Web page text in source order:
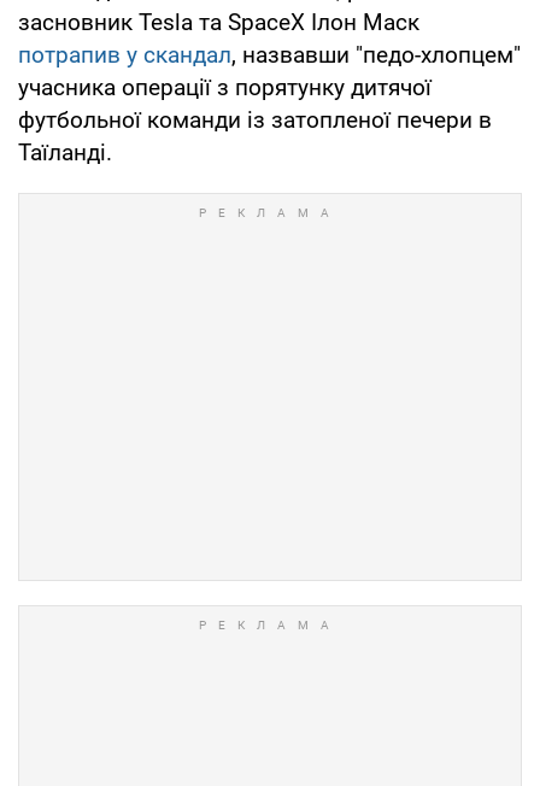
засновник Tesla та SpaceX Ілон Маск
потрапив у скандал, назвавши "педо-хлопцем"
учасника операції з порятунку дитячої
футбольної команди із затопленої печери в
Таїланді.